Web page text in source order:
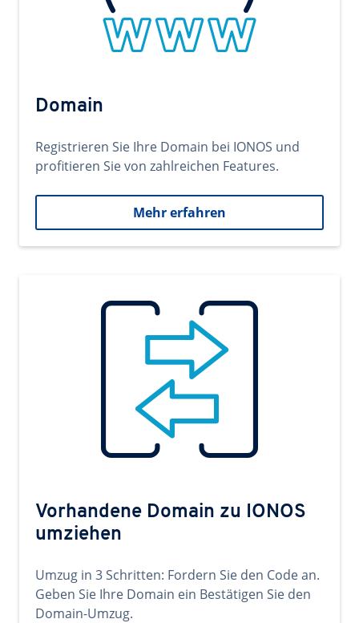
Domain
Registrieren Sie Ihre Domain bei IONOS und
profitieren Sie von zahlreichen Features.
Mehr erfahren
Vorhandene Domain zu IONOS
umziehen
Umzug in 3 Schritten: Fordern Sie den Code an.
Geben Sie Ihre Domain ein Bestätigen Sie den
Domain-Umzug.